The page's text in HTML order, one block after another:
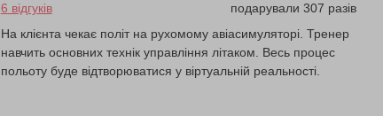
6 відгуків
подарували 307 разів
На клієнта чекає політ на рухомому авіасимуляторі. Тренер
навчить основних технік управління літаком. Весь процес
польоту буде відтворюватися у віртуальній реальності.